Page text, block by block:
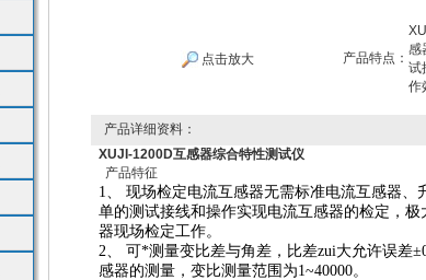
点击放大 产品特点：
感
试
作
产品详细资料：
XUJI-1200D互感器综合特性测试仪
产品特征
1、 现场检定电流互感器无需标准电流互感器
单的测试接线和操作实现电流互感器的检定，
器现场检定工作。
2、 可*测量变比差与角差，比差zui大允许误差
感器的测量，变比测量范围为1~40000。